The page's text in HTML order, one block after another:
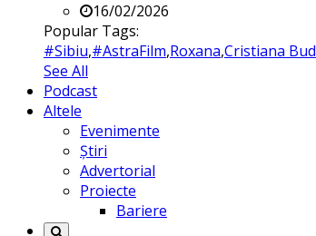
16/02/2026
Popular Tags:
#Sibiu,#AstraFilm,Roxana,Cristiana
See All
Podcast
Altele
Evenimente
Știri
Advertorial
Proiecte
Bariere